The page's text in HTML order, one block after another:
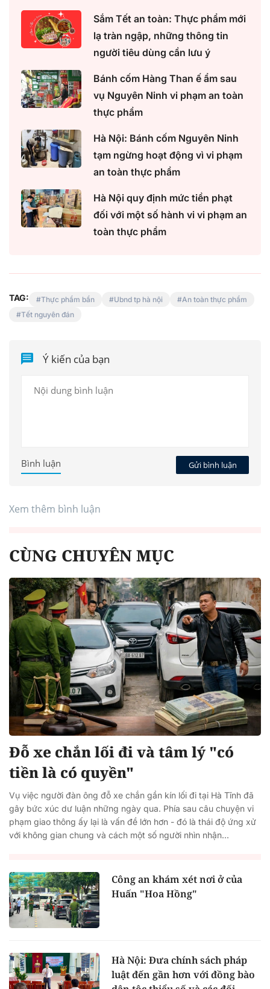
Sắm Tết an toàn: Thực phẩm mới
lạ tràn ngập, những thông tin
người tiêu dùng cần lưu ý
Bánh cốm Hàng Than ế ẩm sau
vụ Nguyên Ninh vi phạm an toàn
thực phẩm
Hà Nội: Bánh cốm Nguyên Ninh
tạm ngừng hoạt động vì vi phạm
an toàn thực phẩm
Hà Nội quy định mức tiền phạt
đối với một số hành vi vi phạm an
toàn thực phẩm
TAG: Thực phẩm bẩn Ubnd tp hà nội
An toàn thực phẩm
Tết nguyên đán
Ý kiến của bạn
Gửi bình luận
Bình luận
Xem thêm bình luận
CÙNG CHUYÊN MỤC
Đỗ xe chắn lối đi và tâm lý "có
tiền là có quyền"
Vụ việc người đàn ông đỗ xe chắn gần kín lối đi tại Hà Tĩnh đã
gây bức xúc dư luận những ngày qua. Phía sau câu chuyện vi
phạm giao thông ấy lại là vấn đề lớn hơn - đó là thái độ ứng xử
với không gian chung và cách một số người nhìn nhận...
Công an khám xét nơi ở của
Huấn "Hoa Hồng"
Hà Nội: Đưa chính sách pháp
luật đến gần hơn với đồng bào